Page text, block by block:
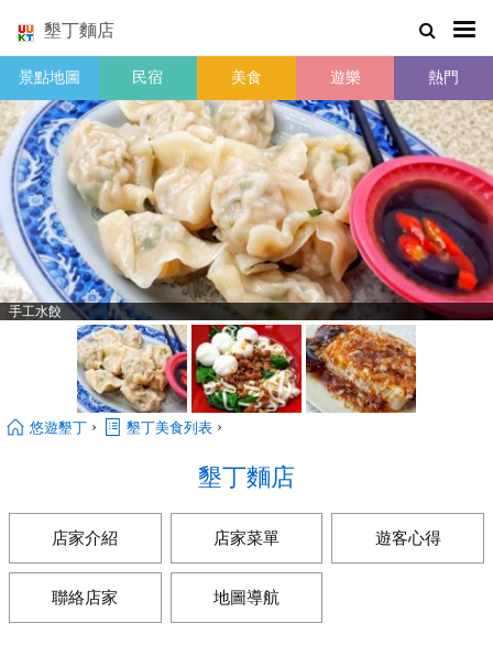
墾丁麵店
景點地圖 民宿 美食 遊樂 熱門
手工水餃
悠遊墾丁 › 墾丁美食列表 ›
墾丁麵店
店家介紹 店家菜單 遊客心得
聯絡店家 地圖導航